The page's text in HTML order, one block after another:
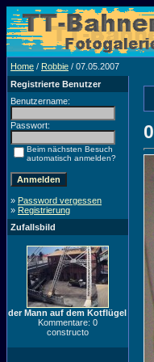
Home / Robbie / 07.05.2007
Registrierte Benutzer
Benutzername:
Passwort:
Beim nächsten Besuch
automatisch anmelden?
» Password vergessen
» Registrierung
Zufallsbild
der Mann auf dem Kotflügel
Kommentare: 0
constructo